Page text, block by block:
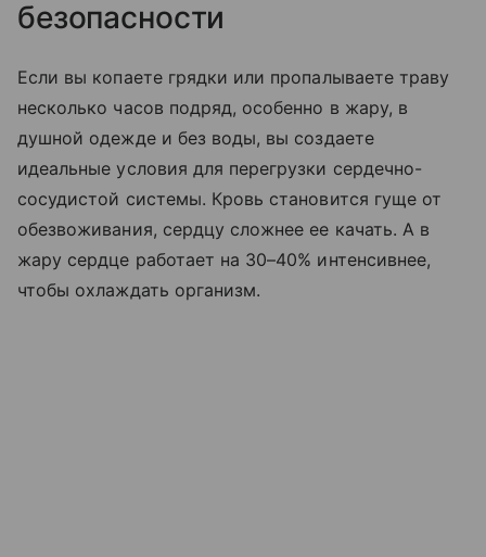
безопасности
Если вы копаете грядки или пропалываете траву
несколько часов подряд, особенно в жару, в
душной одежде и без воды, вы создаете
идеальные условия для перегрузки сердечно-
сосудистой системы. Кровь становится гуще от
обезвоживания, сердцу сложнее ее качать. А в
жару сердце работает на 30–40% интенсивнее,
чтобы охлаждать организм.